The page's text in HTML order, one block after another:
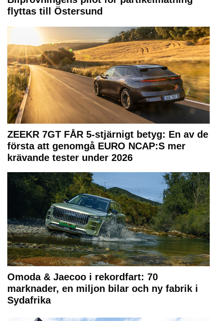
flyttas till Östersund
ZEEKR 7GT FÅR 5-stjärnigt betyg: En av de
första att genomgå EURO NCAP:S mer
krävande tester under 2026
Omoda & Jaecoo i rekordfart: 70
marknader, en miljon bilar och ny fabrik i
Sydafrika